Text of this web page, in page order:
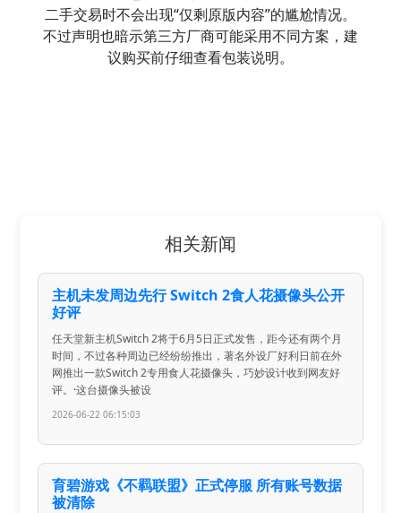
二手交易时不会出现“仅剩原版内容”的尴尬情况。
不过声明也暗示第三方厂商可能采用不同方案，建
议购买前仔细查看包装说明。
相关新闻
主机未发周边先行 Switch 2食人花摄像头公开
好评
任天堂新主机Switch 2将于6月5日正式发售，距今还有两个月
时间，不过各种周边已经纷纷推出，著名外设厂好利日前在外
网推出一款Switch 2专用食人花摄像头，巧妙设计收到网友好
评。·这台摄像头被设
2026-06-22 06:15:03
育碧游戏《不羁联盟》正式停服 所有账号数据
被清除